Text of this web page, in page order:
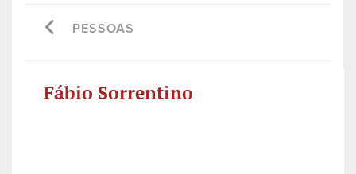
PESSOAS
Fábio Sorrentino